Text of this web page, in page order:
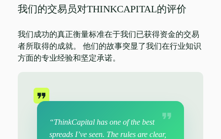
我们的交易员对THINKCAPITAL的评价
我们成功的真正衡量标准在于我们已获得资金的交易
者所取得的成就。 他们的故事突显了我们在行业知识
方面的专业经验和坚定承诺。
“ThinkCapital has one of the best
spreads I’ve seen. The rules are clear,